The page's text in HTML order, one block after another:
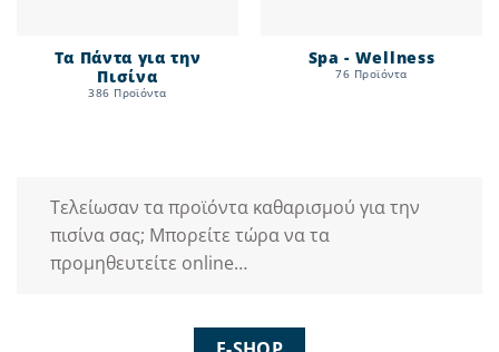
Τα Πάντα για την
Πισίνα
386 Προϊόντα
Spa - Wellness
76 Προϊόντα
Τελείωσαν τα προϊόντα καθαρισμού για την
πισίνα σας; Μπορείτε τώρα να τα
προμηθευτείτε online…